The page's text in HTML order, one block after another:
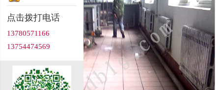
点击拨打电话
13780571166
13754474569